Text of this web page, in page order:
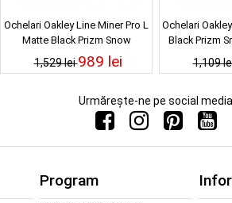
Ochelari Oakley Line Miner Pro L
Matte Black Prizm Snow
Sapphire Iridium 25/26
1,529 lei989 lei
Ochelari
Black Prizm
1,109
Urmărește-ne pe social media
Program